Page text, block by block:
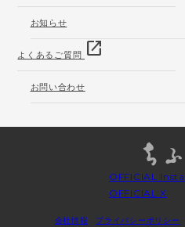
お知らせ
よくあるご質問 open_in_new
お問い合わせ
OFFICIAL
OFFICIAL X
会社情報 プライバシーポリシー